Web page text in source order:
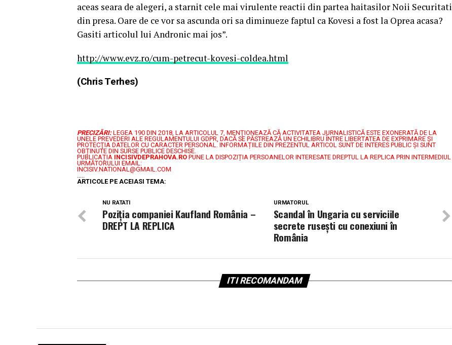
aceas seara de alegeri, a starnit cele mai virulente reactii din partea haitasilor Noii Securitati
din presa. Oare de ce vor sa ascunda ori sa diminueze faptul ca Kovesi a fost la Oprea acasa?
Gasiti articolul lui Andronic mai jos”.
http://www.evz.ro/cum-petrecut-kovesi-coldea.html
(Chris Terhes)
PRECIZĂRI: LEGEA 190 DIN 2018, LA ARTICOLUL 7, MENŢIONEAZĂ CĂ ACTIVITATEA JURNALISTICĂ ESTE EXONERATĂ DE LA
UNELE PREVEDERI ALE REGULAMENTULUI GDPR, DACĂ SE PĂSTREAZĂ UN ECHILIBRU ÎNTRE LIBERTATEA DE EXPRIMARE ŞI
PROTECŢIA DATELOR CU CARACTER PERSONAL. INFORMAȚIILE DIN PREZENTUL ARTICOL SUNT DE INTERES PUBLIC ȘI SUNT
OBȚINUTE DIN SURSE PUBLICE DESCHISE.
PUBLICAȚIA INCISIVDEPRAHOVA.RO PUNE LA DISPOZIȚIA PERSOANELOR INTERESATE DREPTUL LA REPLICA PRIN INTERMEDIUL
URMĂTORULUI EMAIL:
INCISIV.NATIONAL@GMAIL.COM
.....
ARTICOLE PE ACEIASI TEMA:
URMATORUL
Scandal în Ungaria cu serviciile
secrete rusești cu conexiuni în
România
NU RATATI
Poziția companiei Kaufland România –
DREPT LA REPLICA
ITI RECOMANDAM